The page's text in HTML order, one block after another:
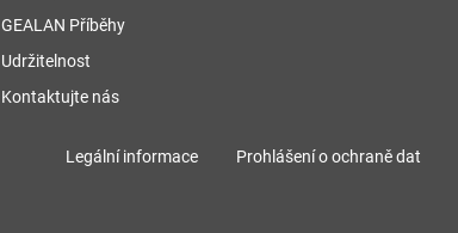
GEALAN Příběhy
Udržitelnost
Kontaktujte nás
Legální informace Prohlášení o ochraně dat